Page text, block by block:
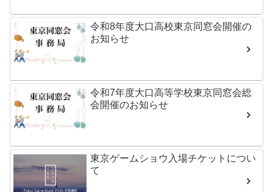
令和8年度大口高校東京同窓会開催の
お知らせ
令和7年度大口高等学校東京同窓会総
会開催のお知らせ
東京ゲームショウ入場チケットについ
て